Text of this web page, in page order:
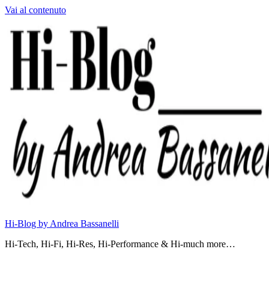
Vai al contenuto
Hi-Blog by Andrea Bassanelli
Hi-Tech, Hi-Fi, Hi-Res, Hi-Performance & Hi-much more…